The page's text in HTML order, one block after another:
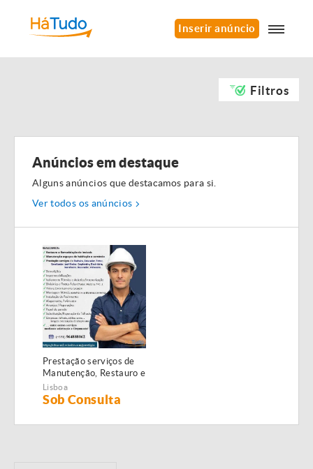
Inserir anúncio
Filtros
Anúncios em destaque
Alguns anúncios que destacamos para si.
Ver todos os anúncios
Prestação serviços de
Manutenção, Restauro e
Remodelação de
imóveis!
Lisboa
Sob Consulta